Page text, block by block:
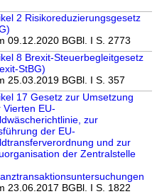
2 Risikoreduzierungsgesetz
09.12.2020 BGBl. I S. 2773
8 Brexit-Steuerbegleitgesetz
StBG)
25.03.2019 BGBl. I S. 357
17 Gesetz zur Umsetzung
Vierten EU-
zur
der EU-
und zur
der Zentralstelle
23.06.2017 BGBl. I S. 1822